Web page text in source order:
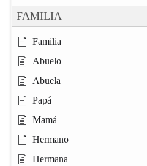
FAMILIA
Familia
Abuelo
Abuela
Papá
Mamá
Hermano
Hermana